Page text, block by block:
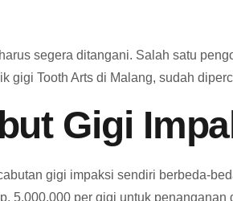
segera ditangani. Salah satu
gigi Tooth Arts di Malang, sudah
Gigi
gigi impaksi sendiri berbeda-
5.000.000 per gigi untuk